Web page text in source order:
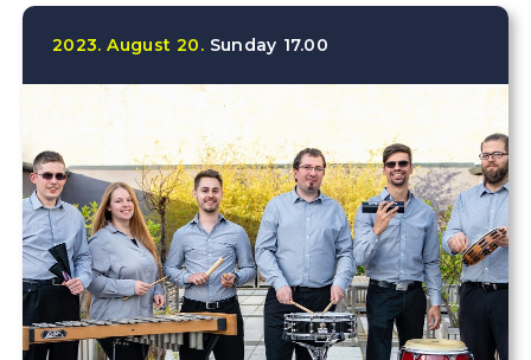
2023. August 20. Sunday 17.00